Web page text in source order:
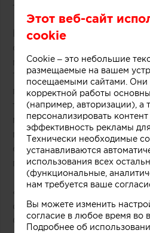
торговых центров
В основе концепции
образ емкости с
мороженого и
Технически замысел был
помощи техники
тонированного бетона.
мороженого был
медных трубок,
охлаждения в автоматах по
популярного ледяного
«Монолитный фасад
среди других объектов
Средствами дизайна нам
Этот веб-сайт
cookie
Cookie – это небольшие
размещаемые на вашем
посещаемыми сайтами. Они
корректной работы
(например, авторизации), а
персонализировать
эффективность рекламы
Технически необходимые
устанавливаются
использования всех
(функциональные,
нам требуется ваше
Вы можете изменить
согласие в любое время во
Подробнее об